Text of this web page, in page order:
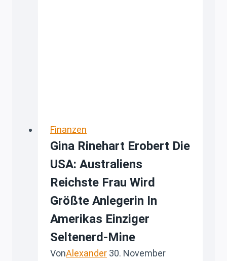
Finanzen
Gina Rinehart Erobert Die
USA: Australiens
Reichste Frau Wird
Größte Anlegerin In
Amerikas Einziger
Seltenerd-Mine
VonAlexander 30. November